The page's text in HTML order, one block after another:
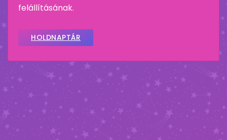
felállításának.
HOLDNAPTÁR